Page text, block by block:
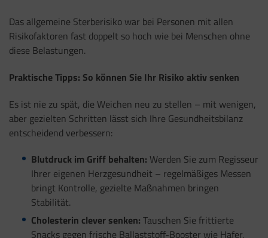
Das allgemeine Sterberisiko war bei Personen mit allen
Risikofaktoren fast doppelt so hoch wie bei Menschen ohne
diese Belastungen.
Praktische Tipps: So können Sie Ihr Risiko aktiv senken
Es ist nie zu spät, die Weichen neu zu stellen – mit wenigen,
aber gezielten Schritten lässt sich Ihre Gesundheitsbilanz
entscheidend verbessern:
Blutdruck im Griff behalten: Werden Sie zum Regisseur
Ihrer eigenen Herzgesundheit – regelmäßiges Messen
bringt Kontrolle, gezielte Maßnahmen bringen
Stabilität.
Cholesterin clever senken: Tauschen Sie frittierte
Snacks gegen frische Ballaststoff-Booster wie Hafer,